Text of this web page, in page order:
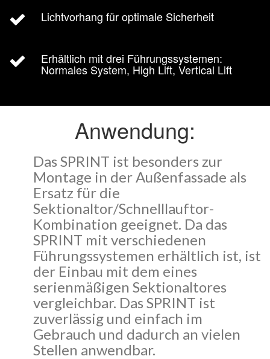
Lichtvorhang für optimale Sicherheit
Erhältlich mit drei Führungssystemen:
Normales System, High Lift, Vertical Lift
Anwendung:
Das SPRINT ist besonders zur
Montage in der Außenfassade als
Ersatz für die
Sektionaltor/Schnelllauftor-
Kombination geeignet. Da das
SPRINT mit verschiedenen
Führungssystemen erhältlich ist, ist
der Einbau mit dem eines
serienmäßigen Sektionaltores
vergleichbar. Das SPRINT ist
zuverlässig und einfach im
Gebrauch und dadurch an vielen
Stellen anwendbar.